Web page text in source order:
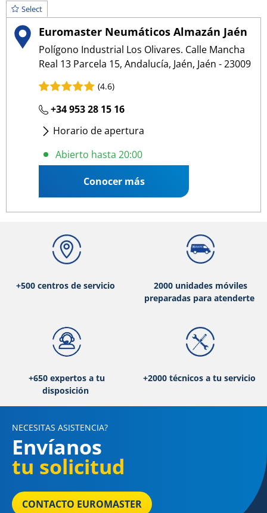
Select
Euromaster Neumáticos Almazán Jaén
Polígono Industrial Los Olivares. Calle Mancha
Real 13 Parcela 15, Andalucía, Jaén, Jaén - 23009
(4.6)
+34 953 28 15 16
Horario de apertura
Lunes- Viernes:07:30 20:00
Sábado:09:00 12:00
Abierto hasta 20:00
Conocer más
+500 centros de servicio
2000 unidades móviles
preparadas para atenderte
+650 expertos a tu
disposición
+2000 técnicos a tu servicio
NECESITAS ASISTENCIA?
Envíanos
tu solicitud
CONTACTO EUROMASTER